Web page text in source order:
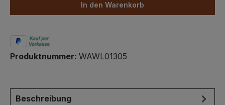
In den Warenkorb
Produktnummer: WAWL01305
Beschreibung